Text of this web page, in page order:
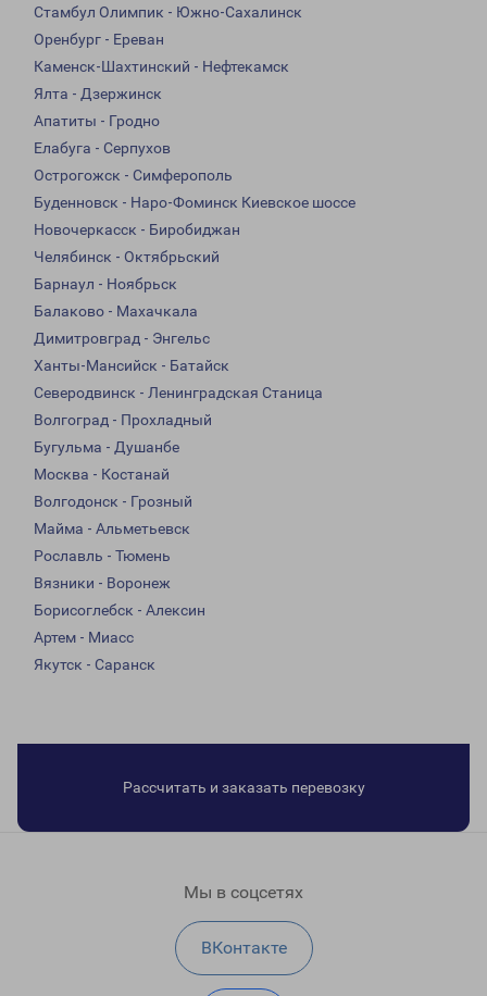
Стамбул Олимпик - Южно-Сахалинск
Оренбург - Ереван
Каменск-Шахтинский - Нефтекамск
Ялта - Дзержинск
Апатиты - Гродно
Елабуга - Серпухов
Острогожск - Симферополь
Буденновск - Наро-Фоминск Киевское шоссе
Новочеркасск - Биробиджан
Челябинск - Октябрьский
Барнаул - Ноябрьск
Балаково - Махачкала
Димитровград - Энгельс
Ханты-Мансийск - Батайск
Северодвинск - Ленинградская Станица
Волгоград - Прохладный
Бугульма - Душанбе
Москва - Костанай
Волгодонск - Грозный
Майма - Альметьевск
Рославль - Тюмень
Вязники - Воронеж
Борисоглебск - Алексин
Артем - Миасс
Якутск - Саранск
Рассчитать и заказать перевозку
Мы в соцсетях
ВКонтакте